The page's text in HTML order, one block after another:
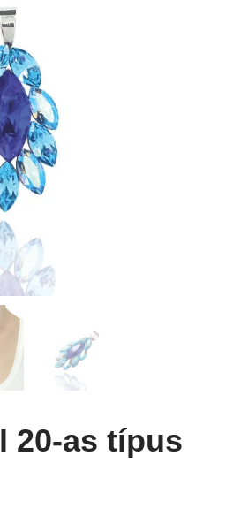
20-as típus